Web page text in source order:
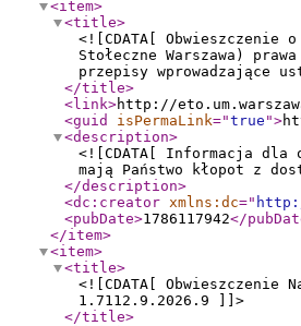
<item>
<title>
<![CDATA[ Obwieszczenie
Stołeczne Warszawa)
przepisy wprowadzające
</title>
<link>http://
<guid
isPermaLink="true ">
<description>
<![CDATA[ Informacja dla
mają Państwo kłopot z
</description>
<dc:creator xmlns:dc="
<pubDate>1786117942</
</item>
<item>
<title>
<![CDATA[ Obwieszczenie
1.7112.9.2026.9 ]]>
</title>